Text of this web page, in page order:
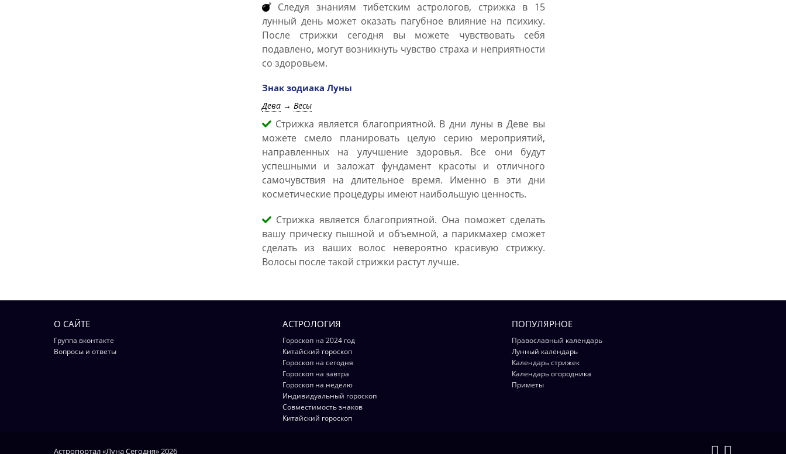
Следуя знаниям тибетским астрологов, стрижка в 15
лунный день может оказать пагубное влияние на психику.
После стрижки сегодня вы можете чувствовать себя
подавлено, могут возникнуть чувство страха и неприятности
со здоровьем.
Знак зодиака Луны
Дева→ Весы
Стрижка является благоприятной. В дни луны в Деве вы
можете смело планировать целую серию мероприятий,
направленных на улучшение здоровья. Все они будут
успешными и заложат фундамент красоты и отличного
самочувствия на длительное время. Именно в эти дни
косметические процедуры имеют наибольшую ценность.
Стрижка является благоприятной. Она поможет сделать
вашу прическу пышной и объемной, а парикмахер сможет
сделать из ваших волос невероятно красивую стрижку.
Волосы после такой стрижки растут лучше.
О САЙТЕ
Группа вконтакте
Вопросы и ответы
АСТРОЛОГИЯ
Гороскоп на 2024 год
Китайский гороскоп
Гороскоп на сегодня
Гороскоп на завтра
Гороскоп на неделю
Индивидуальный гороскоп
Совместимость знаков
Китайский гороскоп
ПОПУЛЯРНОЕ
Православный календарь
Лунный календарь
Календарь стрижек
Календарь огородника
Приметы
Астропортал «Луна Сегодня» 2026